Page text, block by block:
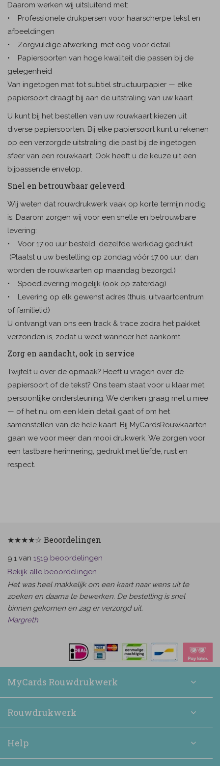
Daarom werken wij uitsluitend met:
• Professionele drukpersen voor haarscherpe tekst en
afbeeldingen
• Zorgvuldige afwerking, met oog voor detail
• Papiersoorten van hoge kwaliteit die passen bij de
gelegenheid
Van ingetogen mat tot subtiel structuurpapier — elke
papiersoort draagt bij aan de uitstraling van uw kaart.
U kunt bij het bestellen van uw rouwkaart kiezen uit
diverse papiersoorten. Bij elke papiersoort kunt u rekenen
op een verzorgde uitstraling die past bij de ingetogen
sfeer van een rouwkaart. Ook heeft u de keuze uit een
bijpassende envelop.
Snel en betrouwbaar geleverd
Wij weten dat rouwdrukwerk vaak op korte termijn nodig
is. Daarom zorgen wij voor een snelle en betrouwbare
levering:
• Voor 17:00 uur besteld, dezelfde werkdag gedrukt
(Plaatst u uw bestelling op zondag vóór 17:00 uur, dan
worden de rouwkaarten op maandag bezorgd.)
• Spoedlevering mogelijk (ook op zaterdag)
• Levering op elk gewenst adres (thuis, uitvaartcentrum
of familielid)
U ontvangt van ons een track & trace zodra het pakket
verzonden is, zodat u weet wanneer het aankomt.
Zorg en aandacht, ook in service
Twijfelt u over de opmaak? Heeft u vragen over de
papiersoort of de tekst? Ons team staat voor u klaar met
persoonlijke ondersteuning. We denken graag met u mee
— of het nu om een klein detail gaat of om het
samenstellen van de hele kaart. Bij MyCardsRouwkaarten
gaan we voor meer dan mooi drukwerk. We zorgen voor
een tastbare herinnering, gedrukt met liefde, rust en
respect.
★★★★☆ Beoordelingen
9.1 van 1519 beoordelingen
Bekijk alle beoordelingen
Het was heel makkelijk om een kaart naar wens uit te
zoeken en daarna te bewerken. De bestelling is snel
binnen gekomen en zag er verzorgd uit.
Margreth
MyCards Rouwdrukwerk
Rouwdrukwerk
Help